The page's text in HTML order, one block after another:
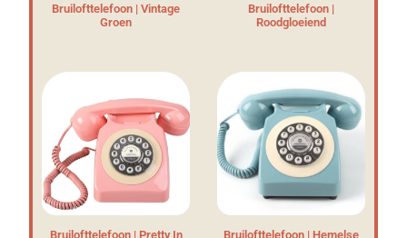
Bruilofttelefoon | Vintage
Groen
Bruilofttelefoon |
Roodgloeiend
Bruilofttelefoon | Pretty In Bruilofttelefoon | Hemelse